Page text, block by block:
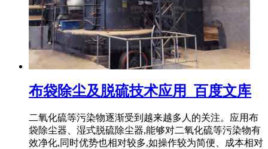
布袋除尘及脱硫技术应用_百度文库
二氧化硫等污染物逐渐受到越来越多人的关注。应用布
袋除尘器、湿式脱硫除尘器,能够对二氧化硫等污染物有
效净化,同时优势也相对较多,如操作较为简便、成本相对